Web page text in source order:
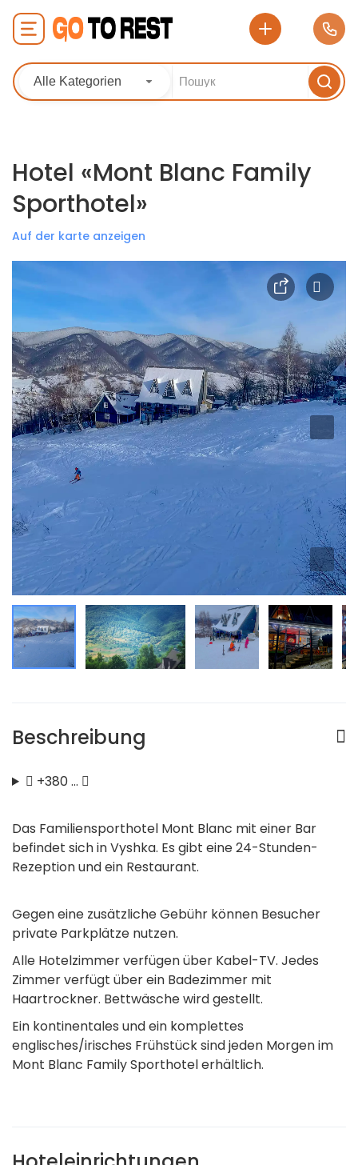
Alle Kategorien
Hotel «Mont Blanc Family
Sporthotel»
Auf der karte anzeigen
Beschreibung
+380 …
Das Familiensporthotel Mont Blanc mit einer Bar
befindet sich in Vyshka. Es gibt eine 24-Stunden-
Rezeption und ein Restaurant.
Gegen eine zusätzliche Gebühr können Besucher
private Parkplätze nutzen.
Alle Hotelzimmer verfügen über Kabel-TV. Jedes
Zimmer verfügt über ein Badezimmer mit
Haartrockner. Bettwäsche wird gestellt.
Ein kontinentales und ein komplettes
englisches/irisches Frühstück sind jeden Morgen im
Mont Blanc Family Sporthotel erhältlich.